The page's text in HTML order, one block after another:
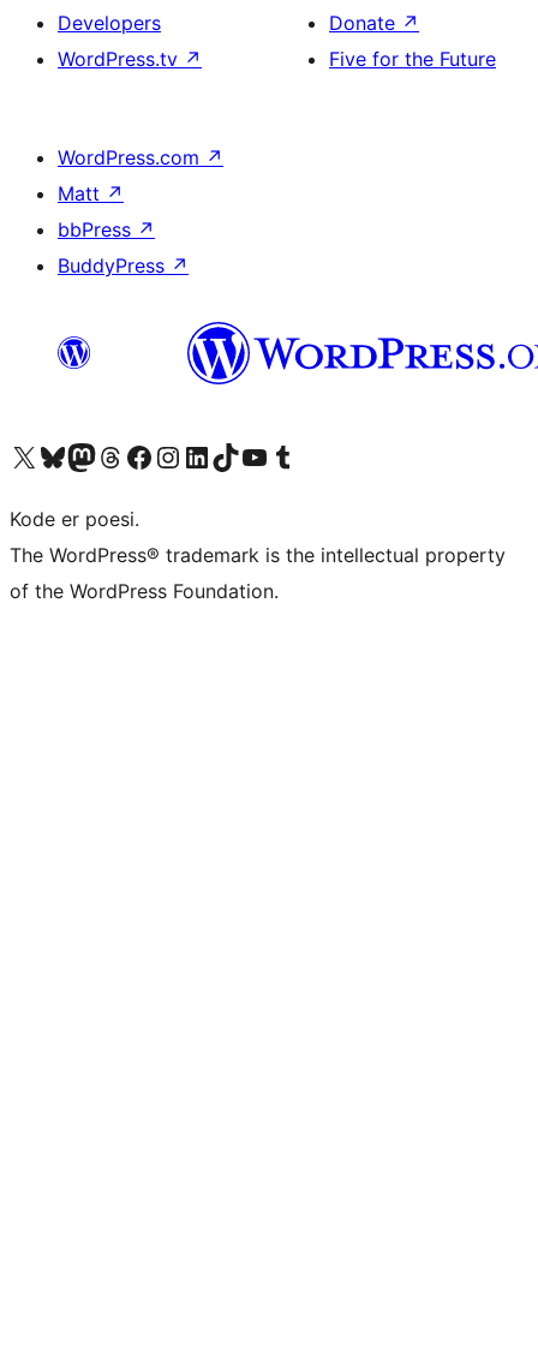
Developers
WordPress.tv ↗
Donate ↗
Five for the Future
WordPress.com ↗
Matt ↗
bbPress ↗
BuddyPress ↗
Visit our X (formerly Twitter) account
Visit our Bluesky account
Visit our Mastodon account
Visit our Threads account
Visit our Facebook page
Visit our Instagram account
Visit our LinkedIn account
Visit our TikTok account
Visit our YouTube channel
Visit our Tumblr account
Kode er poesi.
The WordPress® trademark is the intellectual property
of the WordPress Foundation.